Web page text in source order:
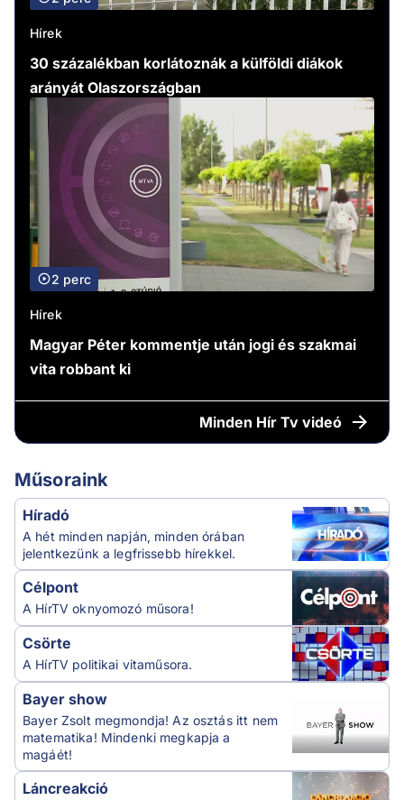
Hírek
30 százalékban korlátoznák a külföldi diákok
arányát Olaszországban
2 perc
Hírek
Magyar Péter kommentje után jogi és szakmai
vita robbant ki
Minden Hír Tv videó
Műsoraink
Híradó
A hét minden napján, minden órában
jelentkezünk a legfrissebb hírekkel.
Célpont
A HírTV oknyomozó műsora!
Csörte
A HírTV politikai vitaműsora.
Bayer show
Bayer Zsolt megmondja! Az osztás itt nem
matematika! Mindenki megkapja a
magáét!
Láncreakció